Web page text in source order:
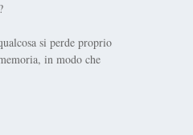
si perde proprio
in modo che